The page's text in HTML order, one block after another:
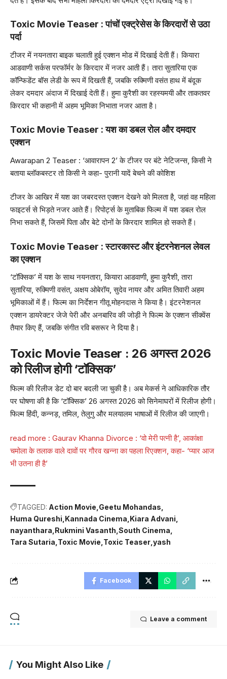
Toxic Movie Teaser : पांचों एक्ट्रेसेस के किरदारों से उठा
पर्दा
टीजर में नयनतारा बाइक चलाती हुई एक्शन मोड में दिखाई देती हैं। कियारा
आडवाणी सर्कस परफॉर्मर के किरदार में नजर आती हैं। तारा सुतारिया एक
कॉन्फिडेंट बॉस लेडी के रूप में दिखती हैं, जबकि रुक्मिणी वसंत हाथ में बंदूक
लेकर दमदार अंदाज में दिखाई देती हैं। हुमा कुरैशी का रहस्यमयी और ताकतवर
किरदार भी कहानी में अहम भूमिका निभाता नजर आता है।
Toxic Movie Teaser : यश का डबल रोल और दमदार
एक्शन
Awarapan 2 Teaser : ‘आवारापन 2’ के टीजर पर बंटे नेटिजन्स, किसी ने
बताया ब्लॉकबस्टर तो किसी ने कहा- पुरानी यादें बेचने की कोशिश
टीजर के आखिर में यश का जबरदस्त एक्शन देखने को मिलता है, जहां वह महिला
फाइटर्स से भिड़ते नजर आते हैं। रिपोर्ट्स के मुताबिक फिल्म में यश डबल रोल
निभा सकते हैं, जिसमें पिता और बेटे दोनों के किरदार शामिल हो सकते हैं।
Toxic Movie Teaser : स्टारकास्ट और इंटरनेशनल लेवल
का एक्शन
‘टॉक्सिक’ में यश के साथ नयनतारा, कियारा आडवाणी, हुमा कुरैशी, तारा
सुतारिया, रुक्मिणी वसंत, अक्षय ओबेरॉय, सुदेव नायर और अमित तिवारी अहम
भूमिकाओं में हैं। फिल्म का निर्देशन गीतू मोहनदास ने किया है। इंटरनेशनल
एक्शन डायरेक्टर जेजे पेरी और अनबारिव की जोड़ी ने फिल्म के एक्शन सीक्वेंस
तैयार किए हैं, जबकि संगीत रवि बसरूर ने दिया है।
Toxic Movie Teaser : 26 अगस्त 2026
को रिलीज होगी ‘टॉक्सिक’
फिल्म की रिलीज डेट दो बार बदली जा चुकी है। अब मेकर्स ने आधिकारिक तौर
पर घोषणा की है कि ‘टॉक्सिक’ 26 अगस्त 2026 को सिनेमाघरों में रिलीज होगी।
फिल्म हिंदी, कन्नड़, तमिल, तेलुगु और मलयालम भाषाओं में रिलीज की जाएगी।
read more : Gaurav Khanna Divorce : ‘वो मेरी पत्नी है’, आकांक्षा
चमोला के तलाक वाले दावों पर गौरव खन्ना का पहला रिएक्शन, कहा- ‘प्यार आज
भी उतना ही है’
TAGGED: Action Movie Geetu Mohandas
Huma Qureshi Kannada Cinema Kiara Advani
nayanthara Rukmini Vasanth South Cinema
Tara Sutaria Toxic Movie Toxic Teaser yash
Facebook
Leave a comment
You Might Also Like